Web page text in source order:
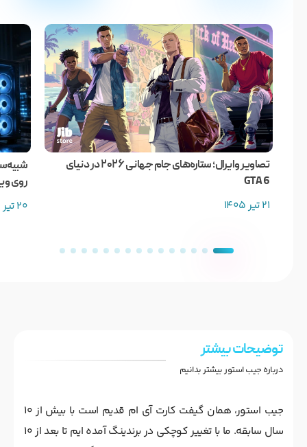
تصاویر وایرال؛ ستاره‌های جام جهانی ۲۰۲۶ در دنیای
GTA 6
21 تیر 1405
روی
20 تیر 1405
توضیحات بیشتر
درباره جیب استور بیشتر بدانیم
جیب استور، همان گیفت کارت آی ام قدیم است با بیش از 10
سال سابقه. ما با تغییر کوچکی در برندینگ آمده ایم تا بعد از 10